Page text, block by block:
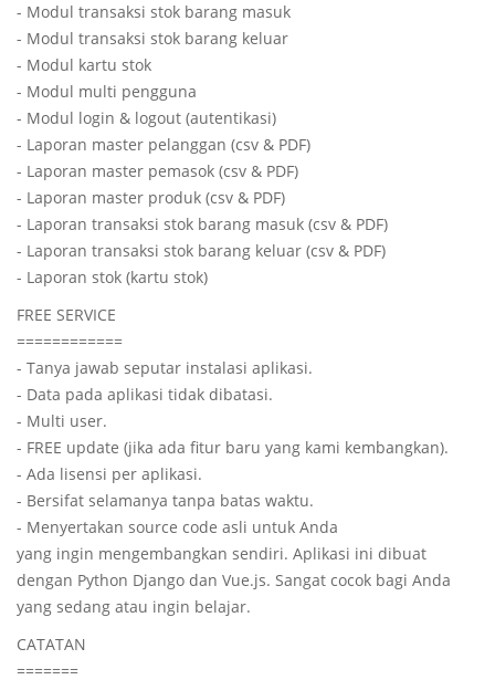
- Modul transaksi stok barang masuk
- Modul transaksi stok barang keluar
- Modul kartu stok
- Modul multi pengguna
- Modul login & logout (autentikasi)
- Laporan master pelanggan (csv & PDF)
- Laporan master pemasok (csv & PDF)
- Laporan master produk (csv & PDF)
- Laporan transaksi stok barang masuk (csv & PDF)
- Laporan transaksi stok barang keluar (csv & PDF)
- Laporan stok (kartu stok)
FREE SERVICE
============
- Tanya jawab seputar instalasi aplikasi.
- Data pada aplikasi tidak dibatasi.
- Multi user.
- FREE update (jika ada fitur baru yang kami kembangkan).
- Ada lisensi per aplikasi.
- Bersifat selamanya tanpa batas waktu.
- Menyertakan source code asli untuk Anda
yang ingin mengembangkan sendiri. Aplikasi ini dibuat
dengan Python Django dan Vue.js. Sangat cocok bagi Anda
yang sedang atau ingin belajar.
CATATAN
=======